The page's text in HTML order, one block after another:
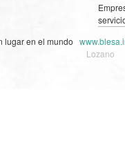
lugar en el mundo
Lozano